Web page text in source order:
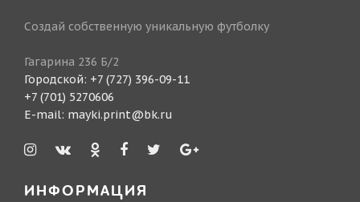
Создай собственную уникальную футболку
Гагарина 236 Б/2
Городской: +7 (727) 396-09-11
+7 (701) 5270606
E-mail: mayki.print@bk.ru
ИНФОРМАЦИЯ